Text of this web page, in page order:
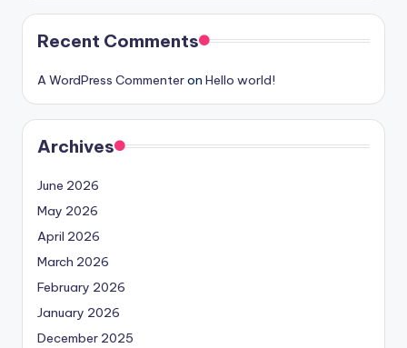
Recent Comments
A WordPress Commenteron Hello world!
Archives
June 2026
May 2026
April 2026
March 2026
February 2026
January 2026
December 2025